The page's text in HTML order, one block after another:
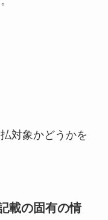
対象かどうかを
載の固有の情